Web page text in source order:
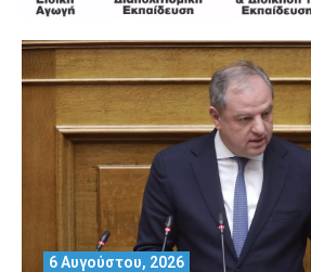
6 Αυγούστου, 2026